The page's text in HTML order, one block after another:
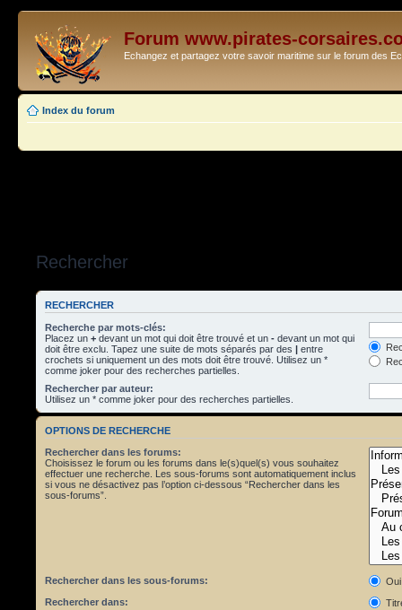
Forum www.pirates-
Echangez et partagez votre savoir maritime sur le forum des
Index du forum
Rechercher
RECHERCHER
Recherche par mots-clés:
Placez un + devant un mot qui doit être trouvé et un - devant un mot qui
doit être exclu. Tapez une suite de mots séparés par des | entre
crochets si uniquement un des mots doit être trouvé. Utilisez un *
comme joker pour des recherches partielles.
Rechercher par auteur:
Utilisez un * comme joker pour des recherches partielles.
OPTIONS DE RECHERCHE
Rechercher dans les forums:
Choisissez le forum ou les forums dans le(s)quel(s) vous souhaitez
effectuer une recherche. Les sous-forums sont automatiquement inclus
si vous ne désactivez pas l’option ci-dessous “Rechercher dans les
sous-forums”.
Rechercher dans les sous-forums:
Oui
Rechercher dans: